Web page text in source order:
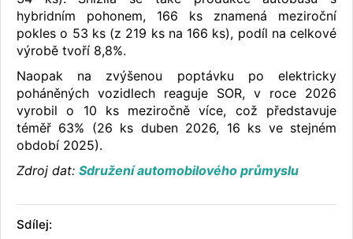
hybridním pohonem, 166 ks znamená meziroční
pokles o 53 ks (z 219 ks na 166 ks), podíl na celkové
výrobě tvoří 8,8%.
Naopak na zvýšenou poptávku po elektricky
poháněných vozidlech reaguje SOR, v roce 2026
vyrobil o 10 ks meziročně více, což představuje
téměř 63% (26 ks duben 2026, 16 ks ve stejném
období 2025).
Zdroj dat: Sdružení automobilového průmyslu
Sdílej: